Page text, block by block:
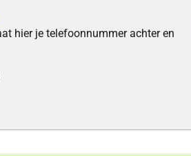
hier je telefoonnummer achter en